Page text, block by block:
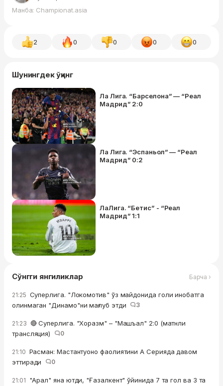
Манба: Championat.asia
2 0 0 0 0
Шунингдек ўқинг
Ла Лига. “Барселона” — “Реал
Мадрид” 2:0
Ла Лига. “Эспаньол” — “Реал
Мадрид” 0:2
ЛаЛига. “Бетис” - “Реал
Мадрид” 1:1
Сўнгги янгиликлар Барча ›
21:25 Суперлига. "Локомотив" ўз майдонида голи инобатга
олинмаган "Динамо"ни мағлуб этди
3
21:23 🔴 Суперлига. "Хоразм" – "Машъал" 2:0 (матнли
трансляция)
0
21:10 Расман: Мастантуоно фаолиятини А Серияда давом
эттиради
0
21:01 "Арал" яна ютди, "Ғазалкент" ўйинида 7 та гол ва 3 та